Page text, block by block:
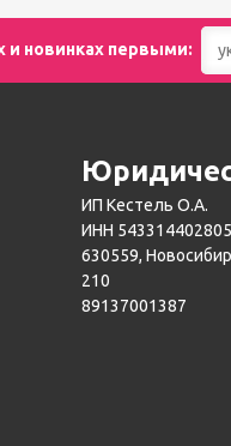
и новинках первыми:
ИП Кестель О.А.
ИНН
630559,
210
89137001387